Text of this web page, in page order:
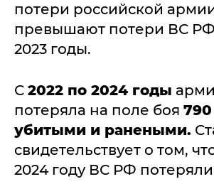
потери российской
превышают потери ВС РФ
2023 годы.
С 2022 по 2024 годы
потеряла на поле боя
убитыми и ранеными.
свидетельствует о том,
2024 году ВС РФ потеряли